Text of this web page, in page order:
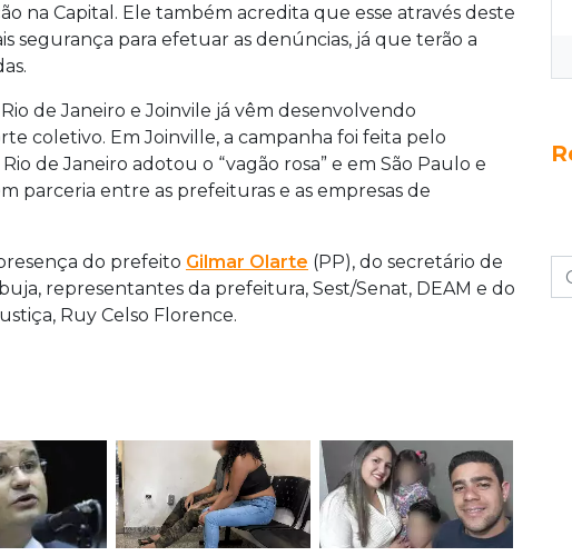
na Capital. Ele também acredita que esse através deste
segurança para efetuar as denúncias, já que terão a
de Janeiro e Joinvile já vêm desenvolvendo
coletivo. Em Joinville, a campanha foi feita pelo
de Janeiro adotou o “vagão rosa” e em São Paulo e
parceria entre as prefeituras e as empresas de
do prefeito Gilmar Olarte (PP), do secretário de
representantes da prefeitura, Sest/Senat, DEAM e do
Ruy Celso Florence.